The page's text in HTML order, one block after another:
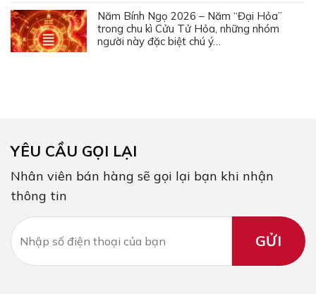
Năm Bính Ngọ 2026 – Năm “Đại Hỏa”
trong chu kì Cửu Tử Hỏa, những nhóm
người này đặc biệt chú ý…
YÊU CẦU GỌI LẠI
Nhân viên bán hàng sẽ gọi lại bạn khi nhận
thông tin